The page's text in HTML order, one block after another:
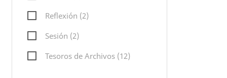
Reflexión (2)
Sesión (2)
Tesoros de Archivos (12)